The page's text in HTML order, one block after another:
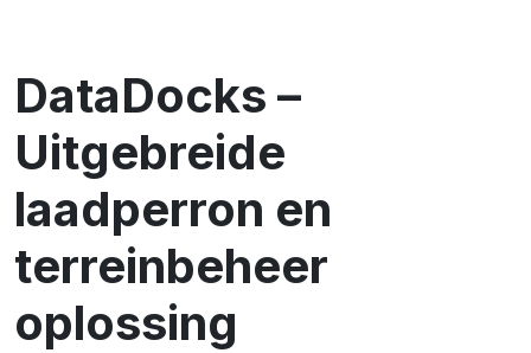
DataDocks –
Uitgebreide
laadperron en
terreinbeheer
oplossing